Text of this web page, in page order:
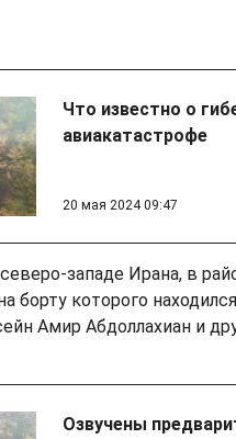
Что известно о
авиакатастрофе
20 мая 2024 09:47
западе Ирана, в
борту которого
Амир Абдоллахиан и
Озвучены